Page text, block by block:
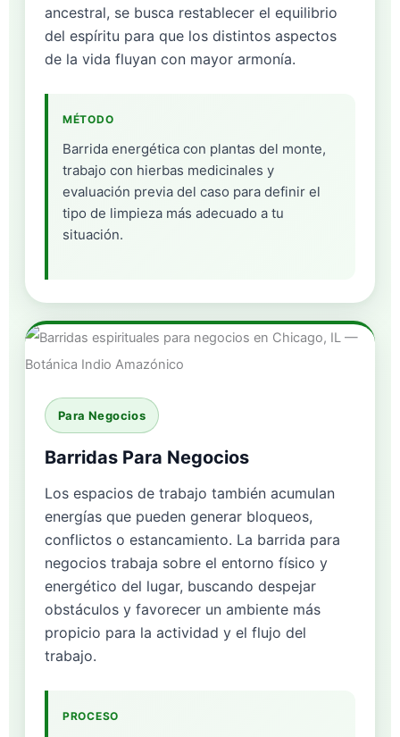
ancestral, se busca restablecer el equilibrio
del espíritu para que los distintos aspectos
de la vida fluyan con mayor armonía.
MÉTODO
Barrida energética con plantas del monte,
trabajo con hierbas medicinales y
evaluación previa del caso para definir el
tipo de limpieza más adecuado a tu
situación.
Para Negocios
Barridas Para Negocios
Los espacios de trabajo también acumulan
energías que pueden generar bloqueos,
conflictos o estancamiento. La barrida para
negocios trabaja sobre el entorno físico y
energético del lugar, buscando despejar
obstáculos y favorecer un ambiente más
propicio para la actividad y el flujo del
trabajo.
PROCESO